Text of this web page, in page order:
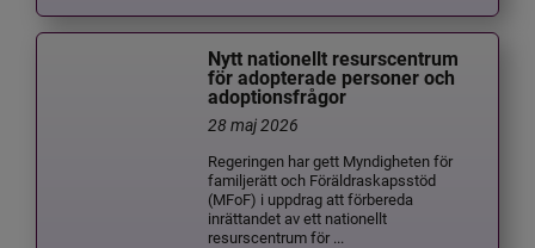
Nytt nationellt resurscentrum
för adopterade personer och
adoptionsfrågor
28 maj 2026
Regeringen har gett Myndigheten för
familjerätt och Föräldraskapsstöd
(MFoF) i uppdrag att förbereda
inrättandet av ett nationellt
resurscentrum för ...